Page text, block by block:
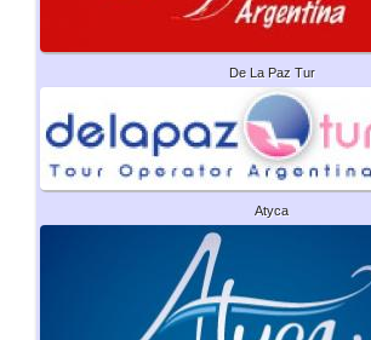
De La Paz Tur
Atyca